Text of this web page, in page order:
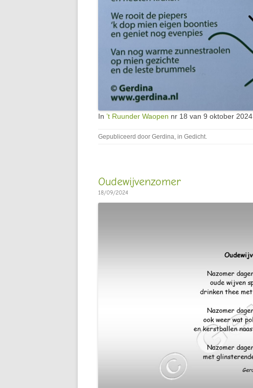
In ’t Ruunder Waopen nr 18 van 9 oktober 2024
Gepubliceerd door Gerdina, in Gedicht.
Oudewijvenzomer
18/09/2024